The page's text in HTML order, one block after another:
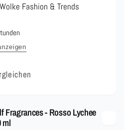
Fashion & Trends
Fragrances - Rosso Lychee
ml